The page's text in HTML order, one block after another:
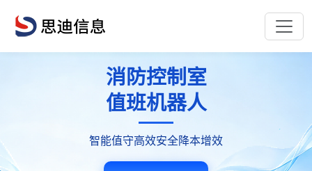
E管服消防
安全管理平台
一站式消防管理服务平台
远程值守平台
接警中心
单人值班·远程管控·智能告警·远程值守
消防控制室
值班机器人
智能值守高效安全降本增效